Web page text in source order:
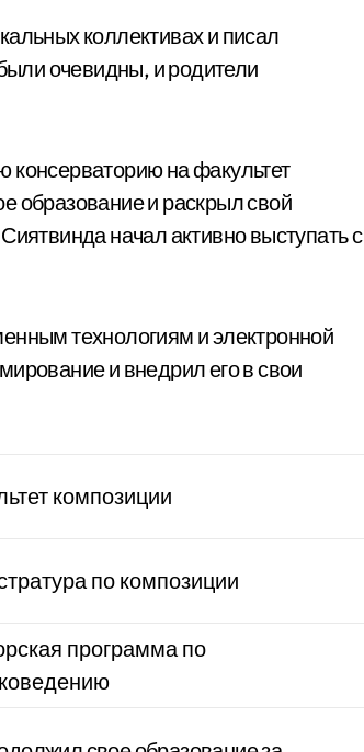
коллективах и писал
очевидны, и родители
консерваторию на факультет
образование и раскрыл свой
начал активно выступать с
технологиям и электронной
и внедрил его в свои
композиции
по композиции
программа по